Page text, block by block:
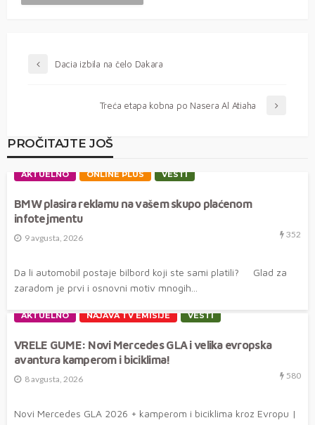
Dacia izbila na čelo Dakara
Treća etapa kobna po Nasera Al Atiaha
PROČITAJTE JOŠ
AKTUELNO ONLINE PLUS VESTI
BMW plasira reklamu na vašem skupo plaćenom
infotejmentu
9 avgusta, 2026 352
Da li automobil postaje bilbord koji ste sami platili? Glad za
zaradom je prvi i osnovni motiv mnogih...
AKTUELNO NAJAVA TV EMISIJE VESTI
VRELE GUME: Novi Mercedes GLA i velika evropska
avantura kamperom i biciklima!
8 avgusta, 2026 580
Novi Mercedes GLA 2026 + kamperom i biciklima kroz Evropu |